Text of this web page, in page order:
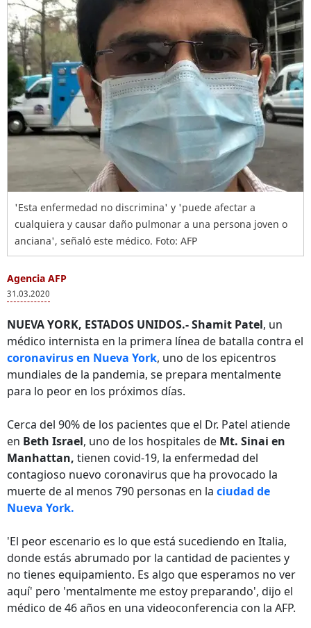
'Esta enfermedad no discrimina' y 'puede afectar a
cualquiera y causar daño pulmonar a una persona joven o
anciana', señaló este médico. Foto: AFP
Agencia AFP
31.03.2020
NUEVA YORK, ESTADOS UNIDOS.-Shamit Patel, un
médico internista en la primera línea de batalla contra el
coronavirus en Nueva York, uno de los epicentros
mundiales de la pandemia, se prepara mentalmente
para lo peor en los próximos días.
Cerca del 90% de los pacientes que el Dr. Patel atiende
en Beth Israel, uno de los hospitales de Mt. Sinai en
Manhattan, tienen covid-19, la enfermedad del
contagioso nuevo coronavirus que ha provocado la
muerte de al menos 790 personas en la ciudad de
Nueva York.
'El peor escenario es lo que está sucediendo en Italia,
donde estás abrumado por la cantidad de pacientes y
no tienes equipamiento. Es algo que esperamos no ver
aquí' pero 'mentalmente me estoy preparando', dijo el
médico de 46 años en una videoconferencia con la AFP.